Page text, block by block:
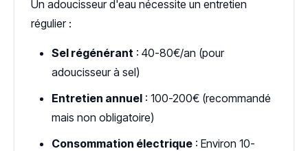
Un adoucisseur d'eau nécessite un entretien
régulier :
Sel régénérant : 40-80€/an (pour
adoucisseur à sel)
Entretien annuel : 100-200€ (recommandé
mais non obligatoire)
Consommation électrique : Environ 10-